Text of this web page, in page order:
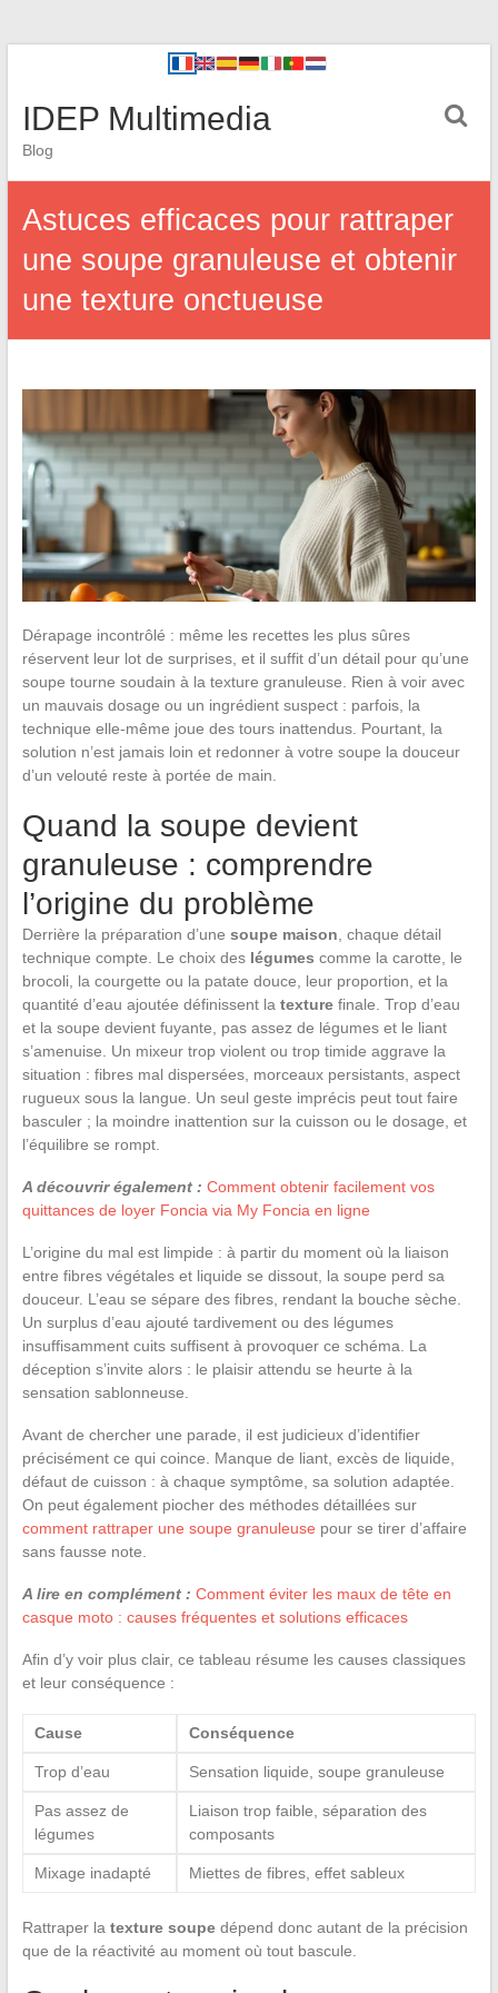
IDEP Multimedia
Blog
Astuces efficaces pour rattraper
une soupe granuleuse et obtenir
une texture onctueuse
Dérapage incontrôlé : même les recettes les plus sûres
réservent leur lot de surprises, et il suffit d’un détail pour qu’une
soupe tourne soudain à la texture granuleuse. Rien à voir avec
un mauvais dosage ou un ingrédient suspect : parfois, la
technique elle-même joue des tours inattendus. Pourtant, la
solution n’est jamais loin et redonner à votre soupe la douceur
d’un velouté reste à portée de main.
Quand la soupe devient
granuleuse : comprendre
l’origine du problème
Derrière la préparation d’une soupe maison , chaque détail
technique compte. Le choix des légumes comme la carotte, le
brocoli, la courgette ou la patate douce, leur proportion, et la
quantité d’eau ajoutée définissent la texturefinale. Trop d’eau
et la soupe devient fuyante, pas assez de légumes et le liant
s’amenuise. Un mixeur trop violent ou trop timide aggrave la
situation : fibres mal dispersées, morceaux persistants, aspect
rugueux sous la langue. Un seul geste imprécis peut tout faire
basculer ; la moindre inattention sur la cuisson ou le dosage, et
l’équilibre se rompt.
A découvrir également : Comment obtenir facilement vos
quittances de loyer Foncia via My Foncia en ligne
L’origine du mal est limpide : à partir du moment où la liaison
entre fibres végétales et liquide se dissout, la soupe perd sa
douceur. L’eau se sépare des fibres, rendant la bouche sèche.
Un surplus d’eau ajouté tardivement ou des légumes
insuffisamment cuits suffisent à provoquer ce schéma. La
déception s’invite alors : le plaisir attendu se heurte à la
sensation sablonneuse.
Avant de chercher une parade, il est judicieux d’identifier
précisément ce qui coince. Manque de liant, excès de liquide,
défaut de cuisson : à chaque symptôme, sa solution adaptée.
On peut également piocher des méthodes détaillées sur
comment rattraper une soupe granuleuse pour se tirer d’affaire
sans fausse note.
A lire en complément : Comment éviter les maux de tête en
casque moto : causes fréquentes et solutions efficaces
Afin d’y voir plus clair, ce tableau résume les causes classiques
et leur conséquence :
Cause Conséquence
Trop d’eau Sensation liquide, soupe granuleuse
Pas assez de
légumes
Liaison trop faible, séparation des
composants
Mixage inadapté Miettes de fibres, effet sableux
Rattraper la texture soupedépend donc autant de la précision
que de la réactivité au moment où tout bascule.